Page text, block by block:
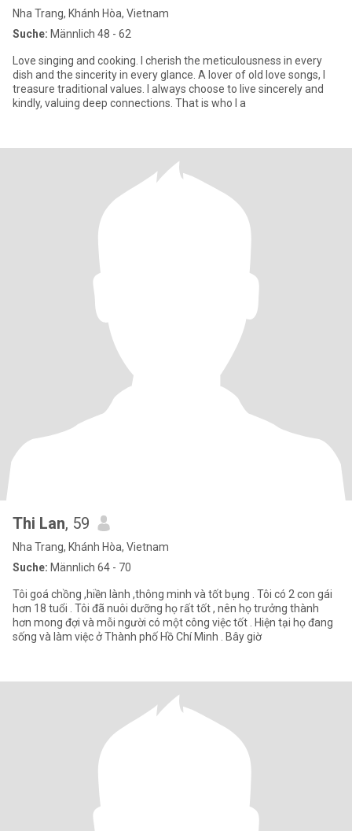
Nha Trang, Khánh Hòa, Vietnam
Suche: Männlich 48 - 62
​Love singing and cooking. I cherish the meticulousness in every
dish and the sincerity in every glance. A lover of old love songs, I
treasure traditional values. I always choose to live sincerely and
kindly, valuing deep connections. That is who I a
Thi Lan, 59
Nha Trang, Khánh Hòa, Vietnam
Suche: Männlich 64 - 70
Tôi goá chồng ,hiền lành ,thông minh và tốt bụng . Tôi có 2 con gái
hơn 18 tuổi . Tôi đã nuôi dưỡng họ rất tốt , nên họ trưởng thành
hơn mong đợi và mỗi người có một công việc tốt . Hiện tại họ đang
sống và làm việc ở Thành phố Hồ Chí Minh . Bây giờ